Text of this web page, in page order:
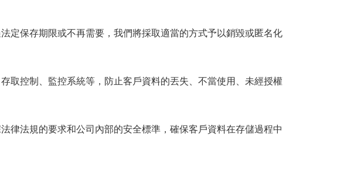
定保存期限或不再需要，我們將採取適當的方式予以銷毀或匿名化
取控制、監控系統等，防止客戶資料的丟失、不當使用、未經授權
律法規的要求和公司內部的安全標準，確保客戶資料在存儲過程中